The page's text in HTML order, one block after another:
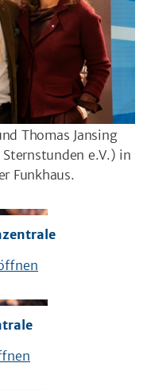
Thomas Jansing
e.V.) in
Funkhaus.